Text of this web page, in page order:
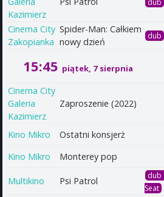
Kazimierz
dub
Cinema City
Zakopianka
Spider-Man: Całkiem
nowy dzień
dub
15:45 piątek, 7 sierpnia
Cinema City
Galeria
Kazimierz
Zaproszenie (2022)
Kino Mikro Ostatni konsjerż
Kino Mikro Monterey pop
Multikino Psi Patrol dub
Seat